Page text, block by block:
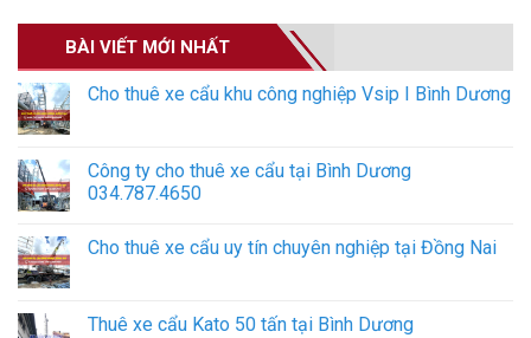
BÀI VIẾT MỚI NHẤT
Cho thuê xe cẩu khu công nghiệp Vsip I Bình Dương
Công ty cho thuê xe cẩu tại Bình Dương
034.787.4650
Cho thuê xe cẩu uy tín chuyên nghiệp tại Đồng Nai
Thuê xe cẩu Kato 50 tấn tại Bình Dương